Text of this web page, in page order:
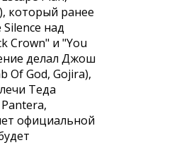
который ранее
Silence над
Crown" и "You
делал Джош
Of God, Gojira),
Теда
официальной